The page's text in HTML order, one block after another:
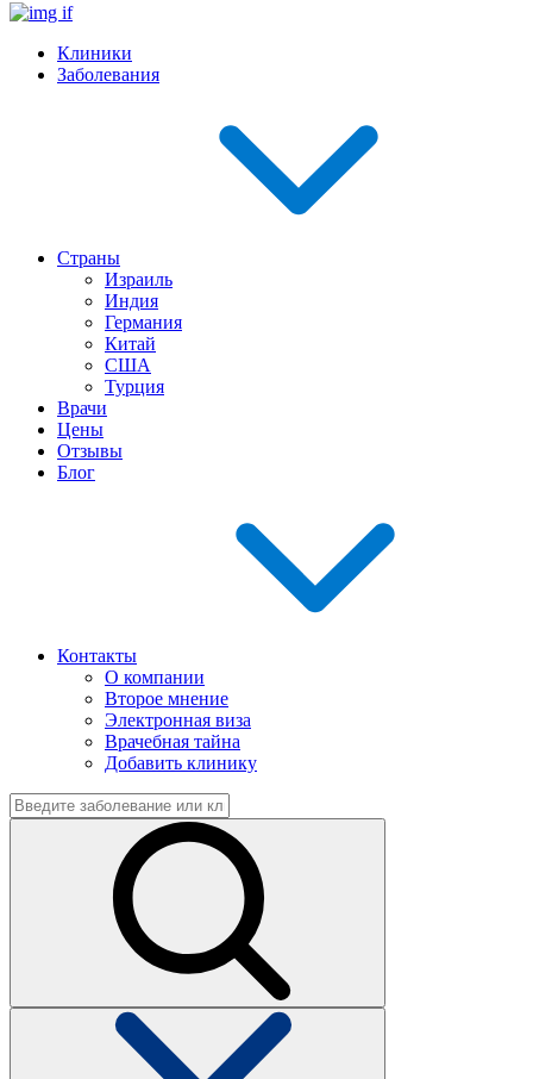
Клиники
Заболевания
Страны
Израиль
Индия
Германия
Китай
США
Турция
Врачи
Цены
Отзывы
Блог
Контакты
О компании
Второе мнение
Электронная виза
Врачебная тайна
Добавить клинику